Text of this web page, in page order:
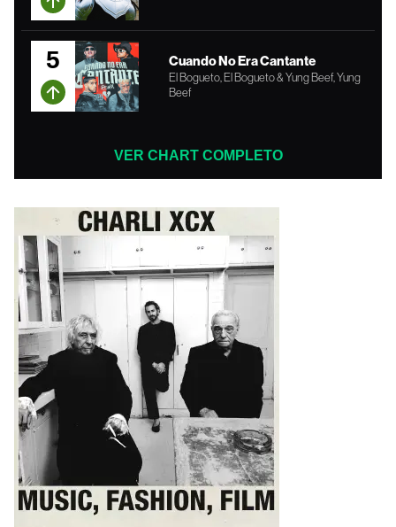
5 Cuando No Era Cantante
El Bogueto, El Bogueto & Yung Beef, Yung
Beef
VER CHART COMPLETO